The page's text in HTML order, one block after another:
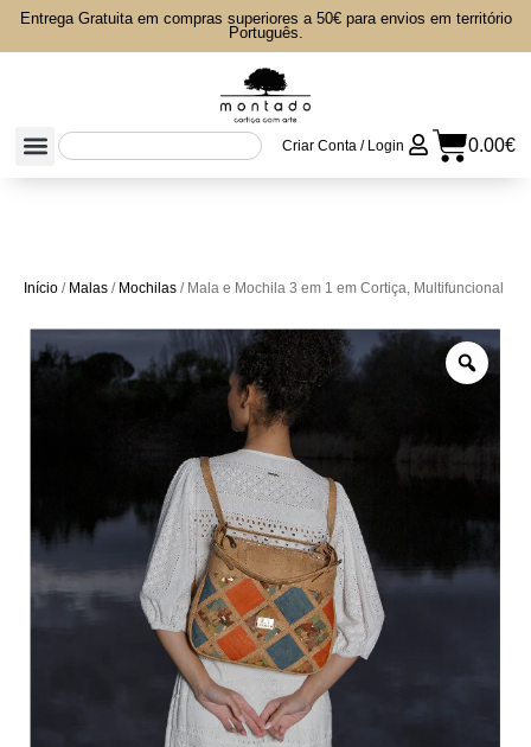
Entrega Gratuita em compras superiores a 50€ para envios em território
Português.
0.00€
Criar Conta / Login
Início / Malas / Mochilas / Mala e Mochila 3 em 1 em Cortiça, Multifuncional